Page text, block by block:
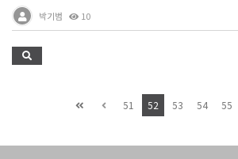
박기범 10
51 52 53 54 55